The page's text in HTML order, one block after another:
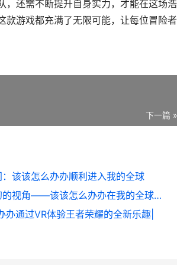
还需不断提升自身实力，才能在这场
款游戏都充满了无限可能，让每位冒险
下一篇 »
该该怎么办办顺利进入我的全球
# 调整梦幻的视角——该该怎么办办在我的全球中改变视角设置
办通过VR体验王者荣耀的全新乐趣|